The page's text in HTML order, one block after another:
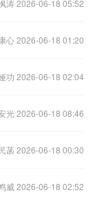
涛 2026-06-18 05:52
心 2026-06-18 01:20
功 2026-06-18 02:04
光 2026-06-18 08:46
菡 2026-06-18 00:30
威 2026-06-18 02:52